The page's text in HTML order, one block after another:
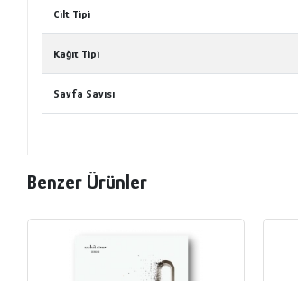
Cilt Tipi
Kağıt Tipi
Sayfa Sayısı
Benzer Ürünler